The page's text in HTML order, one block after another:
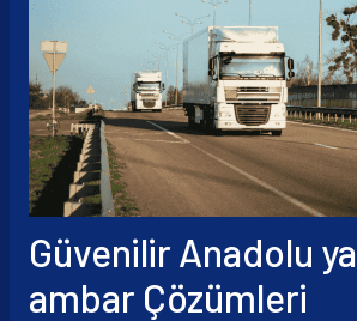
Güvenilir Anadolu
ambar Çözümleri